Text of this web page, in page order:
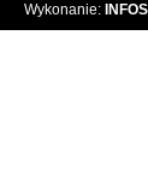
Wykonanie: